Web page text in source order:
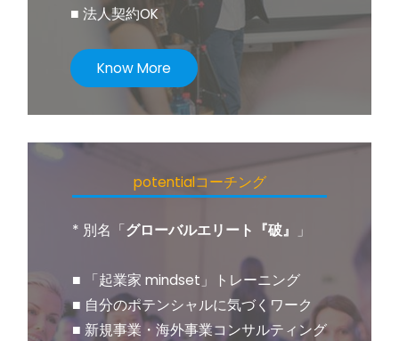
■ 法人契約OK
Know More
potentialコーチング
* 別名「グローバルエリート『破』 」
■ 「起業家 mindset」トレーニング
■ 自分のポテンシャルに気づくワーク
■ 新規事業・海外事業コンサルティング